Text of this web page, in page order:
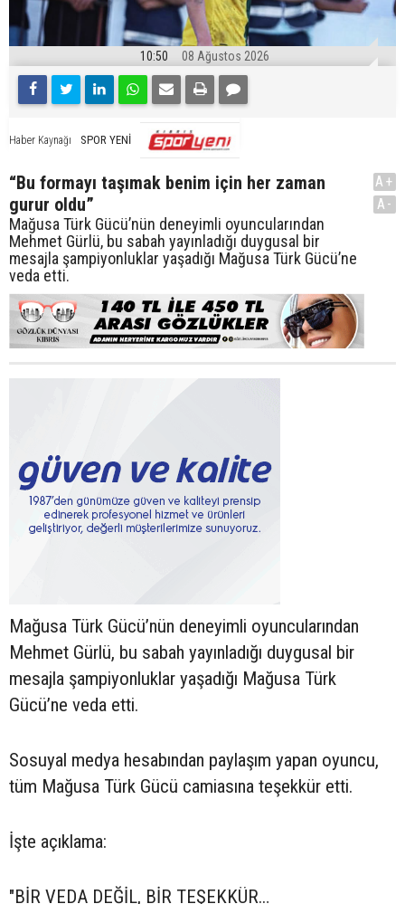
10:50 08 Ağustos 2026
Haber Kaynağı SPOR YENİ
“Bu formayı taşımak benim için her zaman
gurur oldu”
Mağusa Türk Gücü’nün deneyimli oyuncularından
Mehmet Gürlü, bu sabah yayınladığı duygusal bir
mesajla şampiyonluklar yaşadığı Mağusa Türk Gücü’ne
veda etti.
A+
A-
Mağusa Türk Gücü’nün deneyimli oyuncularından
Mehmet Gürlü, bu sabah yayınladığı duygusal bir
mesajla şampiyonluklar yaşadığı Mağusa Türk
Gücü’ne veda etti.
Sosuyal medya hesabından paylaşım yapan oyuncu,
tüm Mağusa Türk Gücü camiasına teşekkür etti.
İşte açıklama:
"BİR VEDA DEĞİL, BİR TEŞEKKÜR…